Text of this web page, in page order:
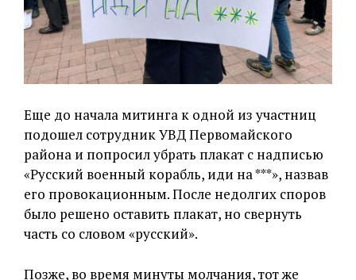
Еще до начала митинга к одной из участниц
подошел сотрудник УВД Первомайского
района и попросил убрать плакат с надписью
«Русский военный корабль, иди на ***», назвав
его провокационным. После недолгих споров
было решено оставить плакат, но свернуть
часть со словом «русский».
Позже, во время минуты молчания, тот же